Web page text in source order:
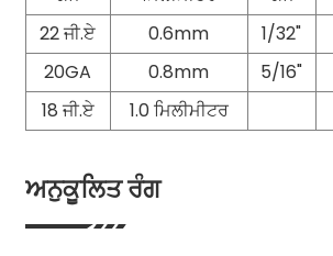
22 ਜੀ.ਏ
0.6mm 1/32"
20GA
0.8mm 5/16"
18 ਜੀ.ਏ
1.0 ਮਿਲੀਮੀਟਰ
ਅਨੁਕੂਲਿਤ ਰੰਗ